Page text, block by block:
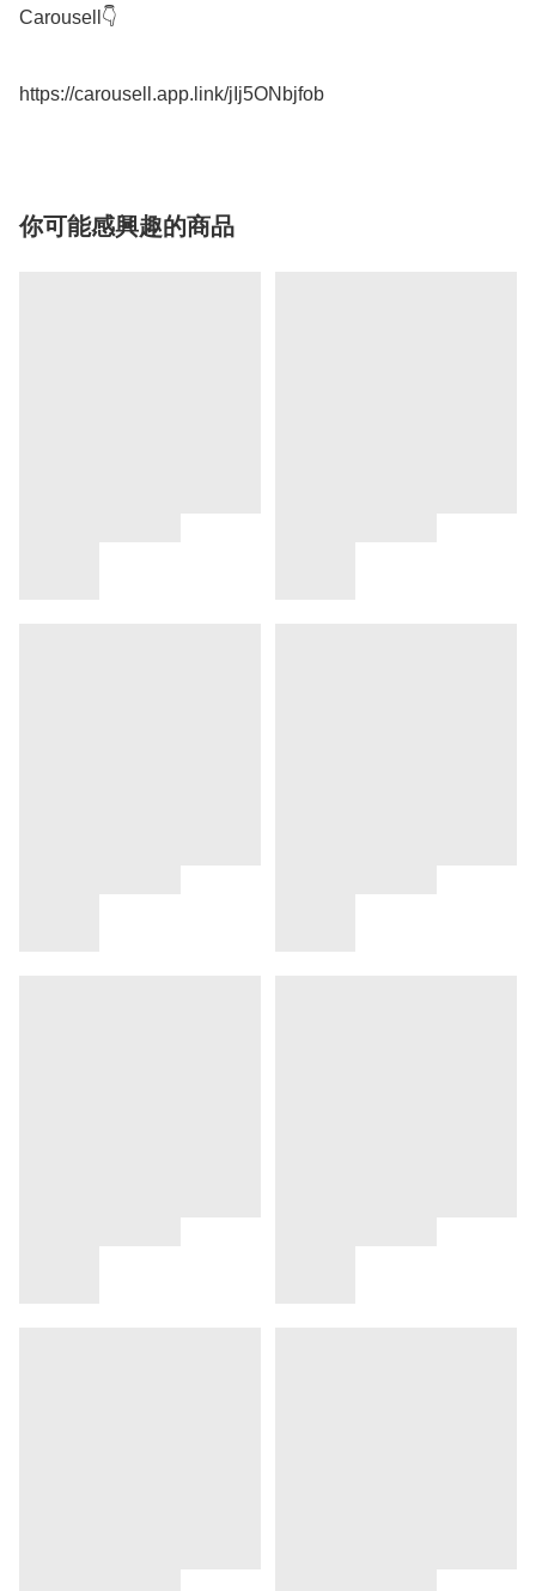
Carousell👇
你可能感興趣的商品